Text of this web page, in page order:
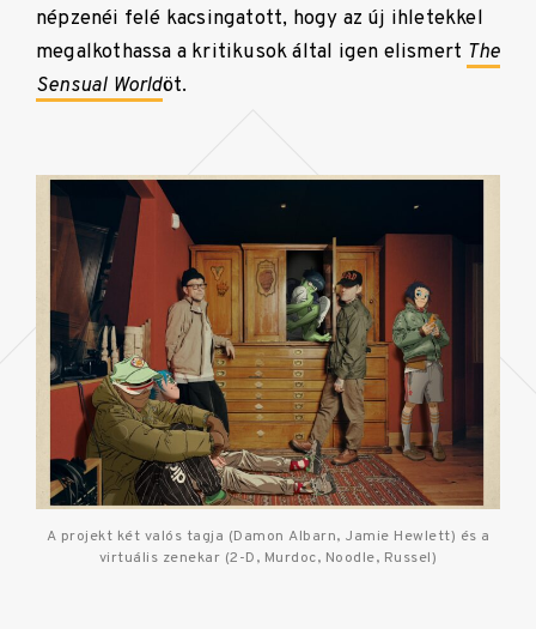
népzenéi felé kacsingatott, hogy az új ihletekkel
megalkothassa a kritikusok által igen elismert The
Sensual Worldöt.
A projekt két valós tagja (Damon Albarn, Jamie Hewlett) és a
virtuális zenekar (2-D, Murdoc, Noodle, Russel)